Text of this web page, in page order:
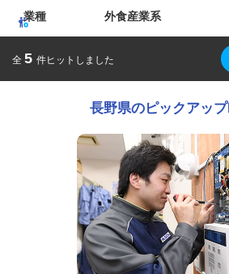
業種 外食産業系
全 5 件ヒットしました
長野県のピックアッ